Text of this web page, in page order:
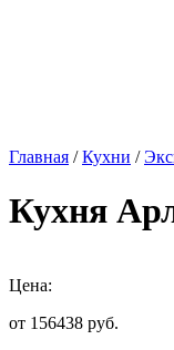
Главная /Кухни /
Кухня
Цена:
от 156438 руб.